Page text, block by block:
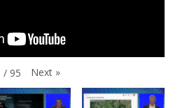
/ 95 Next »